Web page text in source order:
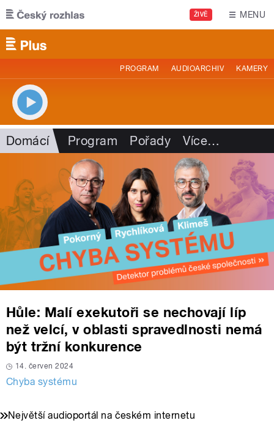
Přejít k hlavnímu obsahu
ŽIVĚ MENU
PROGRAM AUDIOARCHIV KAMERY
Domácí Program Pořady Více…
Hůle: Malí exekutoři se nechovají líp
než velcí, v oblasti spravedlnosti nemá
být tržní konkurence
14. červen 2024
Chyba systému
Největší audioportál na českém internetu